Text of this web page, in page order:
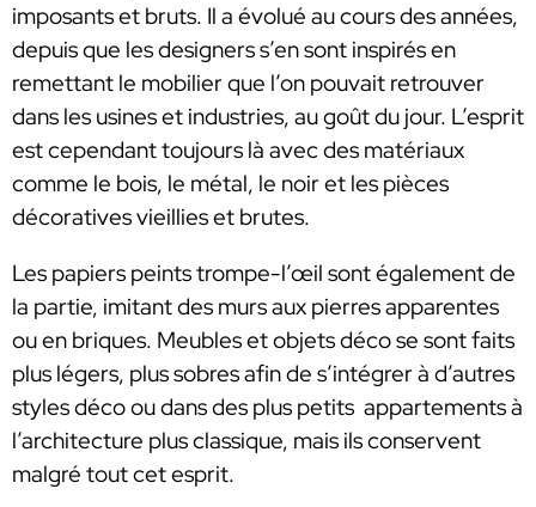
imposants et bruts. Il a évolué au cours des années,
depuis que les designers s’en sont inspirés en
remettant le mobilier que l’on pouvait retrouver
dans les usines et industries, au goût du jour. L’esprit
est cependant toujours là avec des matériaux
comme le bois, le métal, le noir et les pièces
décoratives vieillies et brutes.
Les papiers peints trompe-l’œil sont également de
la partie, imitant des murs aux pierres apparentes
ou en briques. Meubles et objets déco se sont faits
plus légers, plus sobres afin de s’intégrer à d’autres
styles déco ou dans des plus petits appartements à
l’architecture plus classique, mais ils conservent
malgré tout cet esprit.